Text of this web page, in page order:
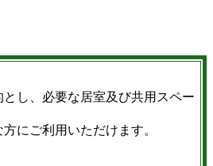
し、必要な居室及び共用スペー
にご利用いただけます。